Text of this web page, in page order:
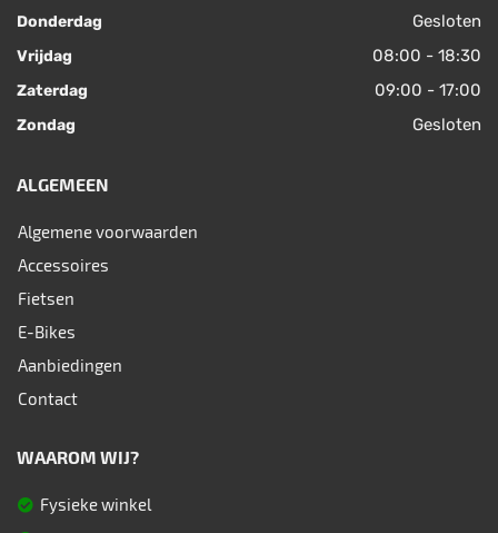
Donderdag Gesloten
Vrijdag 08:00 - 18:30
Zaterdag 09:00 - 17:00
Zondag Gesloten
ALGEMEEN
Algemene voorwaarden
Accessoires
Fietsen
E-Bikes
Aanbiedingen
Contact
WAAROM WIJ?
Fysieke winkel